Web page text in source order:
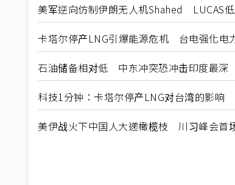
美军逆向仿制伊朗无人机Shahed LUCAS
卡塔尔停产LNG引爆能源危机 台电强化电
石油储备相对低 中东冲突恐冲击印度最深
科技1分钟：卡塔尔停产LNG对台湾的影响
美伊战火下中国人大递橄榄枝 川习峰会首